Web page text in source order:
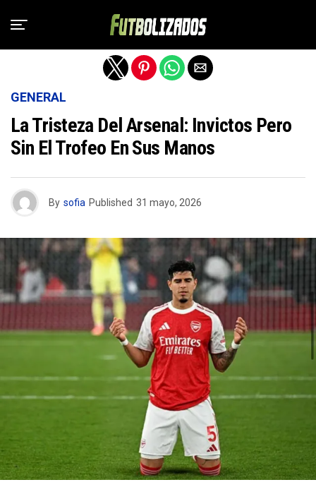
GENERAL
La Tristeza Del Arsenal: Invictos Pero
Sin El Trofeo En Sus Manos
By sofia Published 31 mayo, 2026
Salir de la versión móvil